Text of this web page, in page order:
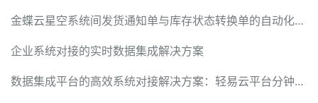
金蝶云星空系统间发货通知单与库存状态转换单的自动化集成方案
企业系统对接的实时数据集成解决方案
数据集成平台的高效系统对接解决方案：轻易云平台分钟级对接